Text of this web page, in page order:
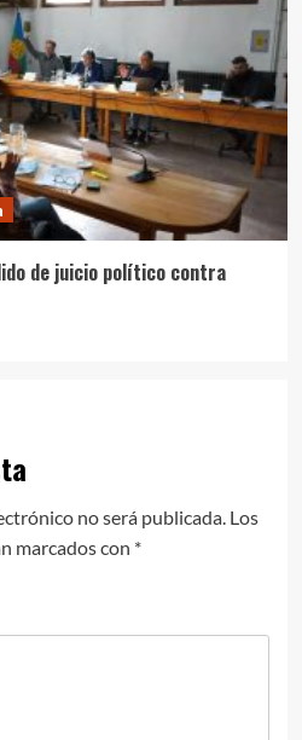
de juicio político contra
no será publicada. Los
marcados con *